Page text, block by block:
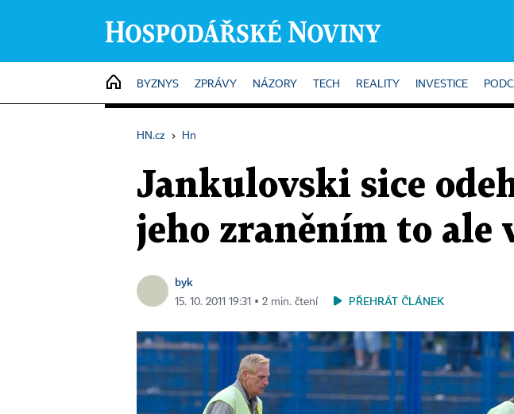
HOME
BYZNYS ZPRÁVY NÁZORY TECH REALITY INVESTICE
HN.cz › Hn
Jankulovski sice
jeho zraněním to ale
byk
15. 10. 2011 19:31 ▪ 2 min. čtení PŘEHRÁT ČLÁNEK